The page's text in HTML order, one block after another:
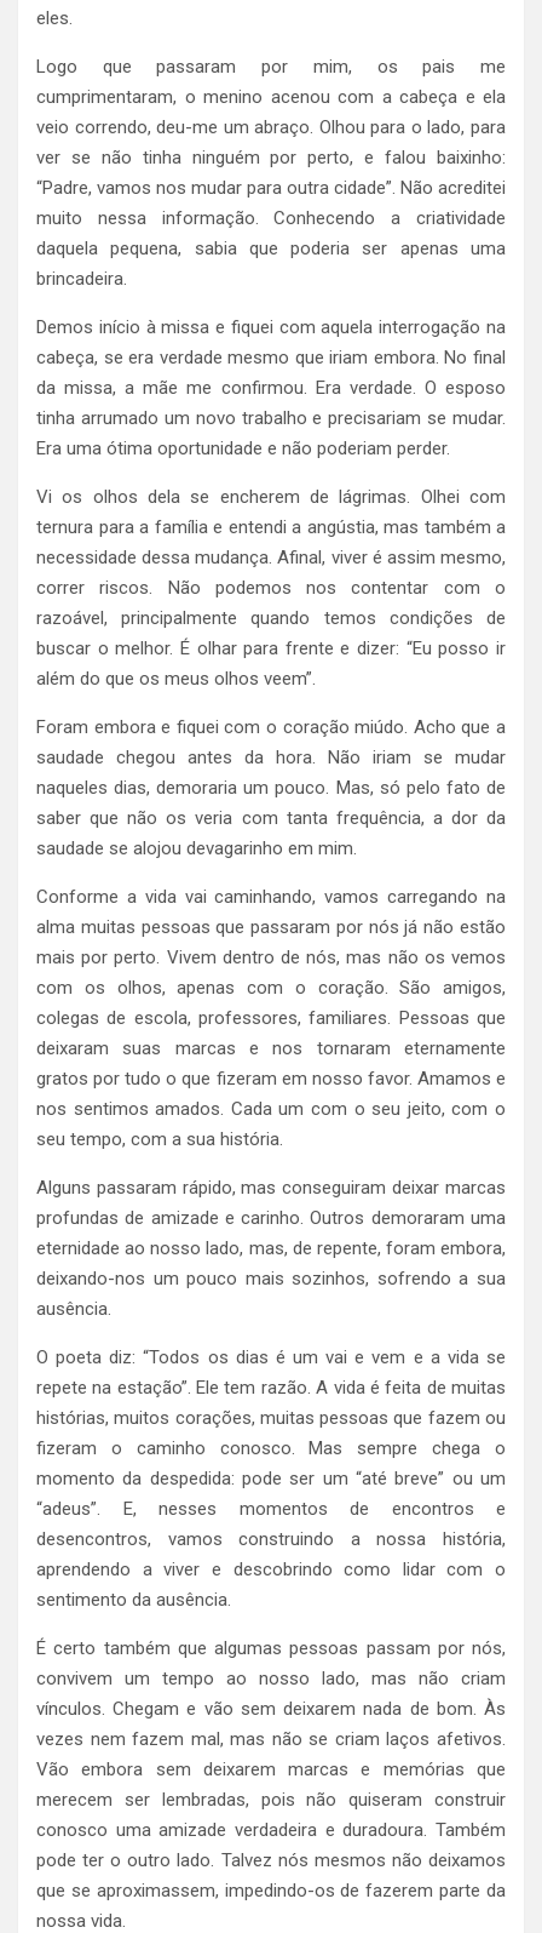
eles.
Logo que passaram por mim, os pais me
cumprimentaram, o menino acenou com a cabeça e ela
veio correndo, deu-me um abraço. Olhou para o lado, para
ver se não tinha ninguém por perto, e falou baixinho:
“Padre, vamos nos mudar para outra cidade”. Não acreditei
muito nessa informação. Conhecendo a criatividade
daquela pequena, sabia que poderia ser apenas uma
brincadeira.
Demos início à missa e fiquei com aquela interrogação na
cabeça, se era verdade mesmo que iriam embora. No final
da missa, a mãe me confirmou. Era verdade. O esposo
tinha arrumado um novo trabalho e precisariam se mudar.
Era uma ótima oportunidade e não poderiam perder.
Vi os olhos dela se encherem de lágrimas. Olhei com
ternura para a família e entendi a angústia, mas também a
necessidade dessa mudança. Afinal, viver é assim mesmo,
correr riscos. Não podemos nos contentar com o
razoável, principalmente quando temos condições de
buscar o melhor. É olhar para frente e dizer: “Eu posso ir
além do que os meus olhos veem”.
Foram embora e fiquei com o coração miúdo. Acho que a
saudade chegou antes da hora. Não iriam se mudar
naqueles dias, demoraria um pouco. Mas, só pelo fato de
saber que não os veria com tanta frequência, a dor da
saudade se alojou devagarinho em mim.
Conforme a vida vai caminhando, vamos carregando na
alma muitas pessoas que passaram por nós já não estão
mais por perto. Vivem dentro de nós, mas não os vemos
com os olhos, apenas com o coração. São amigos,
colegas de escola, professores, familiares. Pessoas que
deixaram suas marcas e nos tornaram eternamente
gratos por tudo o que fizeram em nosso favor. Amamos e
nos sentimos amados. Cada um com o seu jeito, com o
seu tempo, com a sua história.
Alguns passaram rápido, mas conseguiram deixar marcas
profundas de amizade e carinho. Outros demoraram uma
eternidade ao nosso lado, mas, de repente, foram embora,
deixando-nos um pouco mais sozinhos, sofrendo a sua
ausência.
O poeta diz: “Todos os dias é um vai e vem e a vida se
repete na estação”. Ele tem razão. A vida é feita de muitas
histórias, muitos corações, muitas pessoas que fazem ou
fizeram o caminho conosco. Mas sempre chega o
momento da despedida: pode ser um “até breve” ou um
“adeus”. E, nesses momentos de encontros e
desencontros, vamos construindo a nossa história,
aprendendo a viver e descobrindo como lidar com o
sentimento da ausência.
É certo também que algumas pessoas passam por nós,
convivem um tempo ao nosso lado, mas não criam
vínculos. Chegam e vão sem deixarem nada de bom. Às
vezes nem fazem mal, mas não se criam laços afetivos.
Vão embora sem deixarem marcas e memórias que
merecem ser lembradas, pois não quiseram construir
conosco uma amizade verdadeira e duradoura. Também
pode ter o outro lado. Talvez nós mesmos não deixamos
que se aproximassem, impedindo-os de fazerem parte da
nossa vida.